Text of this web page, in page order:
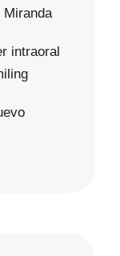
Miranda
intraoral